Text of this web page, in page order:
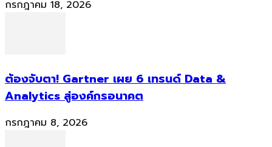
กรกฎาคม 18, 2026
ต้องจับตา! Gartner เผย 6 เทรนด์ Data &
Analytics สู่องค์กรอนาคต
กรกฎาคม 8, 2026